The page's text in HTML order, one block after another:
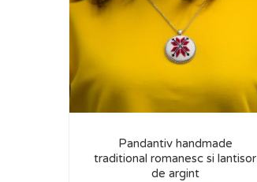
Pandantiv handmade
traditional romanesc si lantisor
de argint